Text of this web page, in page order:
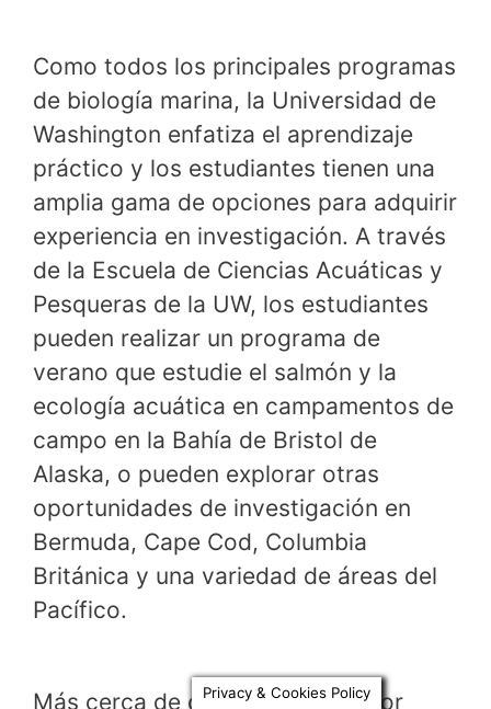
Como todos los principales programas
de biología marina, la Universidad de
Washington enfatiza el aprendizaje
práctico y los estudiantes tienen una
amplia gama de opciones para adquirir
experiencia en investigación. A través
de la Escuela de Ciencias Acuáticas y
Pesqueras de la UW, los estudiantes
pueden realizar un programa de
verano que estudie el salmón y la
ecología acuática en campamentos de
campo en la Bahía de Bristol de
Alaska, o pueden explorar otras
oportunidades de investigación en
Bermuda, Cape Cod, Columbia
Británica y una variedad de áreas del
Pacífico.
Más cerca de casa, Friday Harbor
Privacy & Cookies Policy